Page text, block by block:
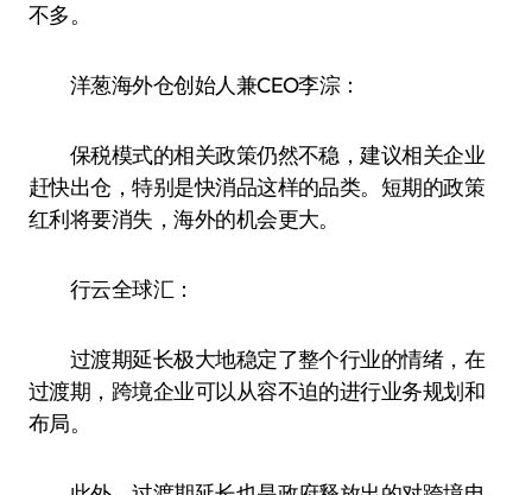
不多。
洋葱海外仓创始人兼CEO李淙：
保税模式的相关政策仍然不稳，建议相关企业
赶快出仓，特别是快消品这样的品类。短期的政策
红利将要消失，海外的机会更大。
行云全球汇：
过渡期延长极大地稳定了整个行业的情绪，在
过渡期，跨境企业可以从容不迫的进行业务规划和
布局。